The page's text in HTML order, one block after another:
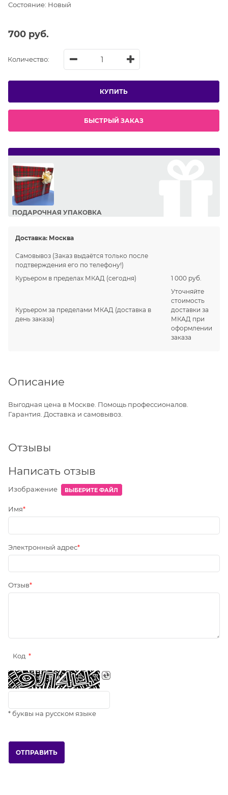
Состояние: Новый
700 руб.
Количество:
КУПИТЬ
БЫСТРЫЙ ЗАКАЗ
ПОДАРОЧНАЯ УПАКОВКА
Доставка: Москва
Самовывоз (Заказ выдаётся только после
подтверждения его по телефону!)
Курьером в пределах МКАД (сегодня) 1 000 руб.
Курьером за пределами МКАД (доставка в
день заказа)
Уточняйте
стоимость
доставки за
МКАД при
оформлении
заказа
Описание
Выгодная цена в Москве. Помощь профессионалов.
Гарантия. Доставка и самовывоз.
Отзывы
Написать отзыв
Изображение ВЫБЕРИТЕ ФАЙЛ
Имя
Электронный адрес
Отзыв
Код
* буквы на русском языке